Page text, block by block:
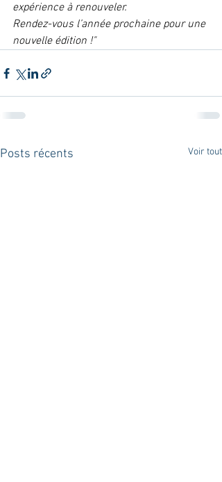
expérience à renouveler.
Rendez-vous l’année prochaine pour une
nouvelle édition !"
Posts récents Voir tout